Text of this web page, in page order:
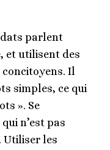
parlent
et utilisent des
Il
simples, ce qui
». Se
n’est pas
Utiliser les